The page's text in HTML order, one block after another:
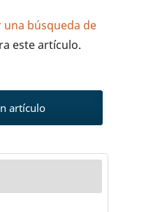
una búsqueda de
este artículo.
artículo